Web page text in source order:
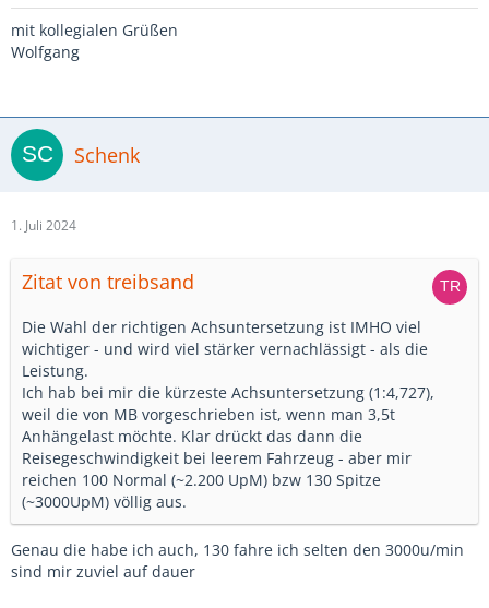
mit kollegialen Grüßen
Wolfgang
Schenk
1. Juli 2024
Zitat von treibsand
Die Wahl der richtigen Achsuntersetzung ist IMHO viel
wichtiger - und wird viel stärker vernachlässigt - als die
Leistung.
Ich hab bei mir die kürzeste Achsuntersetzung (1:4,727),
weil die von MB vorgeschrieben ist, wenn man 3,5t
Anhängelast möchte. Klar drückt das dann die
Reisegeschwindigkeit bei leerem Fahrzeug - aber mir
reichen 100 Normal (~2.200 UpM) bzw 130 Spitze
(~3000UpM) völlig aus.
Genau die habe ich auch, 130 fahre ich selten den 3000u/min
sind mir zuviel auf dauer